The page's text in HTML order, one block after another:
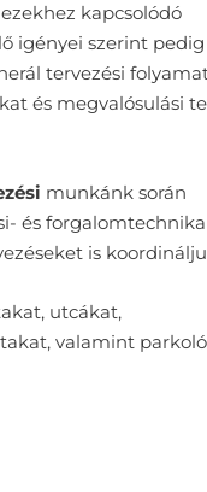
kapcsolódó
igényei szerint pedig
tervezési
és megvalósulási
munkánk során
és
is
utcákat,
valamint